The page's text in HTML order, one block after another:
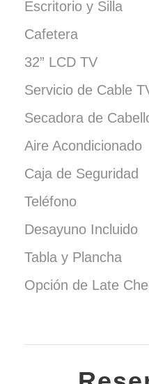
Escritorio y Silla
Cafetera
32” LCD TV
Servicio de Cable
Secadora de
Aire Acondicionado
Caja de Seguridad
Teléfono
Desayuno Incluido
Tabla y Plancha
Opción de Late